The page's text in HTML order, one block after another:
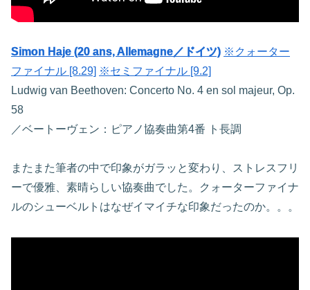
Simon Haje (20 ans, Allemagne／ドイツ) ※クォーター
ファイナル [8.29] ※セミファイナル [9.2]
Ludwig van Beethoven: Concerto No. 4 en sol majeur, Op.
58
／ベートーヴェン：ピアノ協奏曲第4番 ト長調
またまた筆者の中で印象がガラッと変わり、ストレスフリ
ーで優雅、素晴らしい協奏曲でした。クォーターファイナ
ルのシューベルトはなぜイマイチな印象だったのか。。。